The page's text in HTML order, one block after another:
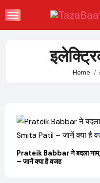
to
Home
Prateik Babbar ने बदला
– जानें क्या है वजह